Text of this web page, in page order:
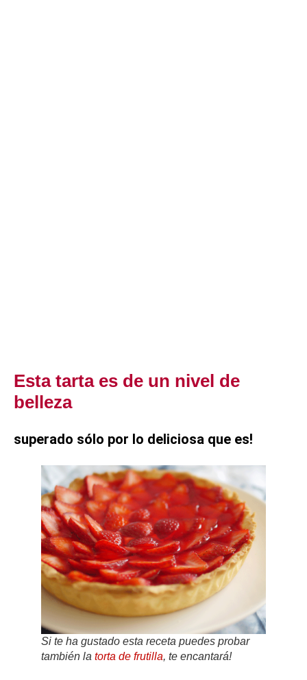
Esta tarta es de un nivel de
belleza
superado sólo por lo deliciosa que es!
Si te ha gustado esta receta puedes probar
también la torta de frutilla, te encantará!